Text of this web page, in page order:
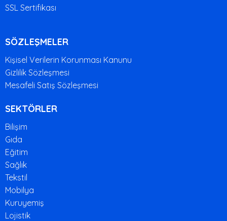
SSL Sertifikası
SÖZLEŞMELER
Kişisel Verilerin Korunması Kanunu
Gizlilik Sözleşmesi
Mesafeli Satış Sözleşmesi
SEKTÖRLER
Bilişim
Gıda
Eğitim
Sağlık
Tekstil
Mobilya
Kuruyemiş
Lojistik